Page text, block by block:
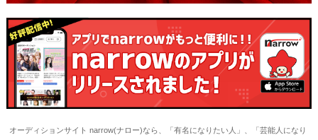
オーディションサイト narrow(ナロー)なら、「有名になりたい人」、「芸能人になり